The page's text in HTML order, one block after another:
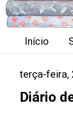
Início
terça-feira,
Diário